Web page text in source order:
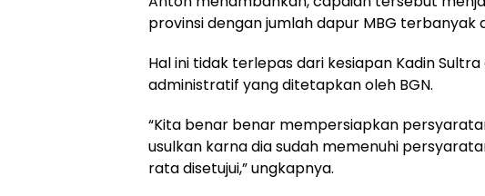
provinsi dengan jumlah dapur MBG terbanyak
Hal ini tidak terlepas dari kesiapan Kadin
administratif yang ditetapkan oleh BGN.
“Kita benar benar mempersiapkan
usulkan karna dia sudah memenuhi
rata disetujui,” ungkapnya.